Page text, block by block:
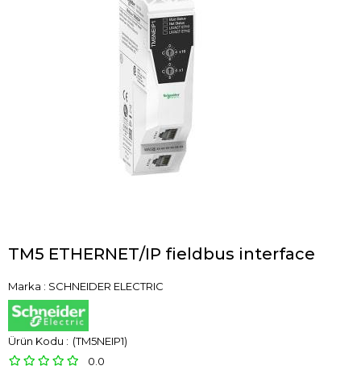
TM5 ETHERNET/IP fieldbus interface
Marka : SCHNEIDER ELECTRIC
(TM5NEIP1)
0.0